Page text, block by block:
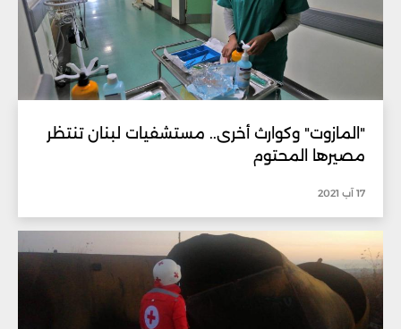
"المازوت" وكوارث أخرى.. مستشفيات لبنان تنتظر
مصيرها المحتوم
17 آب 2021